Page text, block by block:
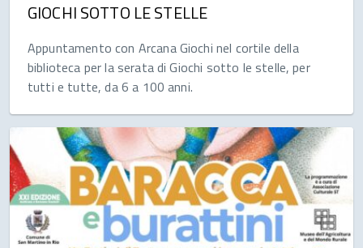
GIOCHI SOTTO LE STELLE
Appuntamento con Arcana Giochi nel cortile della
biblioteca per la serata di Giochi sotto le stelle, per
tutti e tutte, da 6 a 100 anni.